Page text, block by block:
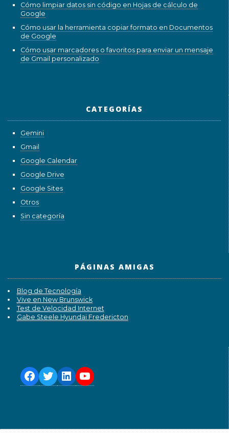
Cómo limpiar datos sin código en Hojas de cálculo de
Google
Cómo usar la herramienta copiar formato en Documentos
de Google
Cómo usar marcadores o favoritos para enviar un mensaje
de Gmail personalizado
CATEGORÍAS
Gemini
Gmail
Google Calendar
Google Drive
Google Sites
Otros
Sin categoría
PÁGINAS AMIGAS
Blog de Tecnología
Vive en New Brunswick
Test de Velocidad Internet
Gabe Steele Hyundai Fredericton